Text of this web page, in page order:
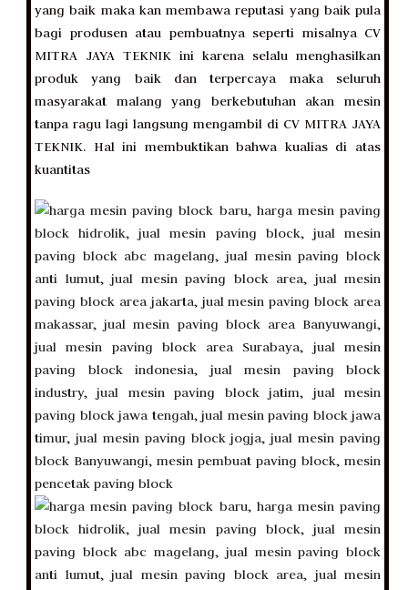
yang baik maka kan membawa reputasi yang baik pula
bagi produsen atau pembuatnya seperti misalnya CV
MITRA JAYA TEKNIK ini karena selalu menghasilkan
produk yang baik dan terpercaya maka seluruh
masyarakat malang yang berkebutuhan akan mesin
tanpa ragu lagi langsung mengambil di CV MITRA JAYA
TEKNIK. Hal ini membuktikan bahwa kualias di atas
kuantitas